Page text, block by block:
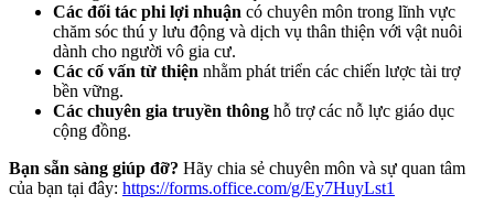
Các đối tác phi lợi nhuận có chuyên môn trong lĩnh vực
chăm sóc thú y lưu động và dịch vụ thân thiện với vật nuôi
dành cho người vô gia cư.
Các cố vấn từ thiện nhằm phát triển các chiến lược tài trợ
bền vững.
Các chuyên gia truyền thông hỗ trợ các nỗ lực giáo dục
cộng đồng.
Bạn sẵn sàng giúp đỡ? Hãy chia sẻ chuyên môn và sự quan tâm
của bạn tại đây: https://forms.office.com/g/Ey7HuyLst1